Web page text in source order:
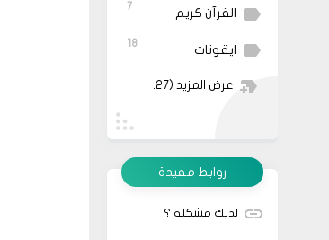
القرآن كريم 7
ايقونات 18
عرض المزيد (27)
روابط مفيدة
لديك مشكلة ؟